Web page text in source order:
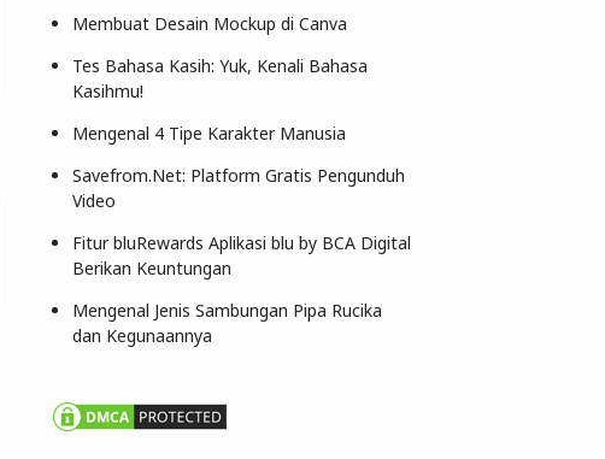
Membuat Desain Mockup di Canva
Tes Bahasa Kasih: Yuk, Kenali Bahasa
Kasihmu!
Mengenal 4 Tipe Karakter Manusia
Savefrom.Net: Platform Gratis Pengunduh
Video
Fitur bluRewards Aplikasi blu by BCA Digital
Berikan Keuntungan
Mengenal Jenis Sambungan Pipa Rucika
dan Kegunaannya